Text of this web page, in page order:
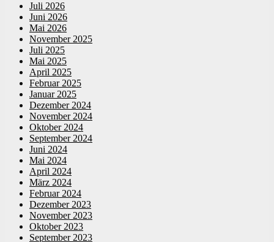
Juli 2026
Juni 2026
Mai 2026
November 2025
Juli 2025
Mai 2025
April 2025
Februar 2025
Januar 2025
Dezember 2024
November 2024
Oktober 2024
September 2024
Juni 2024
Mai 2024
April 2024
März 2024
Februar 2024
Dezember 2023
November 2023
Oktober 2023
September 2023